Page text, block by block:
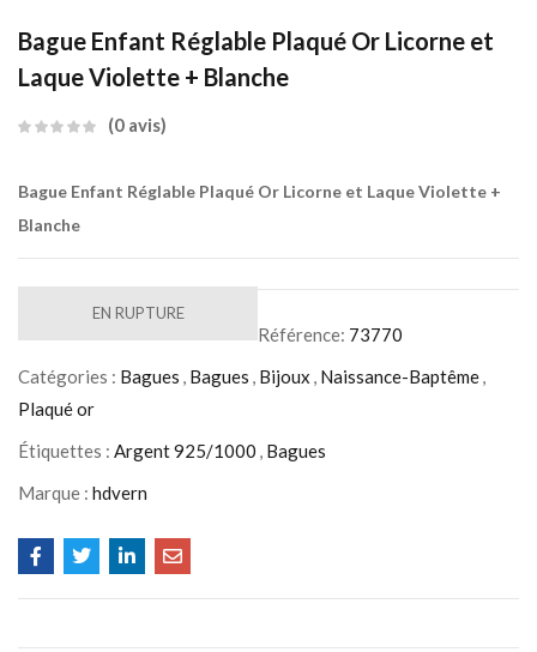
Bague Enfant Réglable Plaqué Or Licorne et
Laque Violette + Blanche
0 avis
Bague Enfant Réglable Plaqué Or Licorne et Laque Violette +
Blanche
EN RUPTURE
Référence: 73770
Catégories : Bagues , Bagues , Bijoux , Naissance-Baptême,
Plaqué or
Étiquettes : Argent 925/1000 , Bagues
Marque : hdvern